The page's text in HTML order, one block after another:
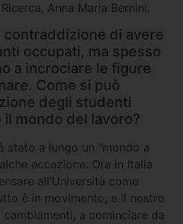
Anna Maria Bernini.
contraddizione di avere
occupati, ma spesso
a incrociare le figure
Come si può
degli studenti
mondo del lavoro?
stato a lungo un “mondo a
eccezione. Ora in Italia
all’Università come
è in movimento, e il nostro
a cominciare da